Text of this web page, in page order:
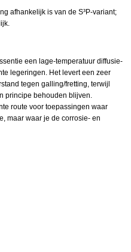
afhankelijk is van de S³P-variant;
een lage-temperatuur diffusie-
legeringen. Het levert een zeer
tegen galling/fretting, terwijl
principe behouden blijven.
route voor toepassingen waar
maar waar je de corrosie- en